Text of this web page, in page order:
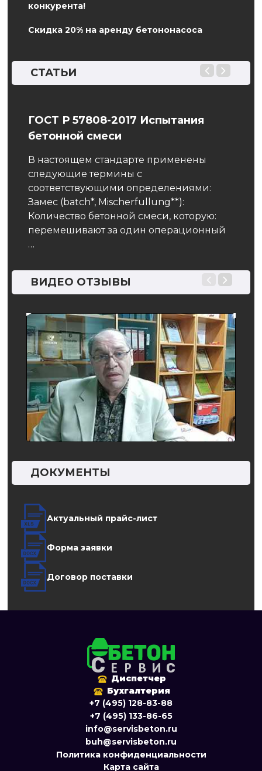
конкурента!
Скидка 20% на аренду бетононасоса
СТАТЬИ
ГОСТ Р 57808-2017 Испытания
бетонной смеси
В настоящем стандарте применены
следующие термины с
соответствующими определениями:
Замес (batch*, Mischerfullung**):
Количество бетонной смеси, которую:
перемешивают за один операционный
…
ВИДЕО ОТЗЫВЫ
ДОКУМЕНТЫ
Актуальный прайс-лист
Форма заявки
Договор поставки
Диспетчер
Бухгалтерия
+7 (495) 128-83-88
+7 (495) 133-86-65
info@servisbeton.ru
buh@servisbeton.ru
Политика конфиденциальности
Карта сайта